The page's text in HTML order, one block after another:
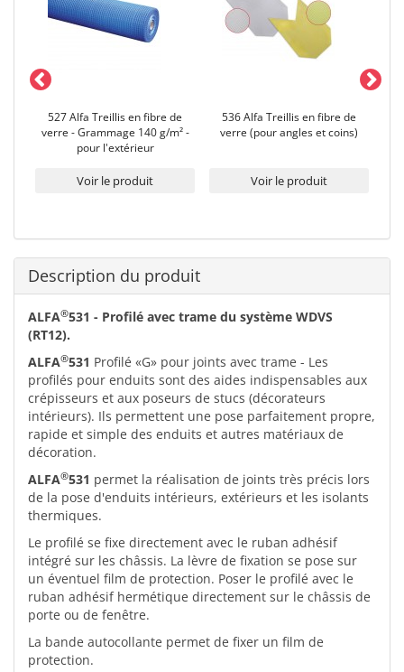
527 Alfa Treillis en fibre de
verre - Grammage 140 g/m² -
pour l'extérieur
Voir le produit
536 Alfa Treillis en fibre de
verre (pour angles et coins)
Voir le produit
Description du produit
ALFA®531 - Profilé avec trame du système WDVS
(RT12).
ALFA®531 Profilé «G» pour joints avec trame - Les
profilés pour enduits sont des aides indispensables aux
crépisseurs et aux poseurs de stucs (décorateurs
intérieurs). Ils permettent une pose parfaitement propre,
rapide et simple des enduits et autres matériaux de
décoration.
ALFA®531 permet la réalisation de joints très précis lors
de la pose d'enduits intérieurs, extérieurs et les isolants
thermiques.
Le profilé se fixe directement avec le ruban adhésif
intégré sur les châssis. La lèvre de fixation se pose sur
un éventuel film de protection. Poser le profilé avec le
ruban adhésif hermétique directement sur le châssis de
porte ou de fenêtre.
La bande autocollante permet de fixer un film de
protection.